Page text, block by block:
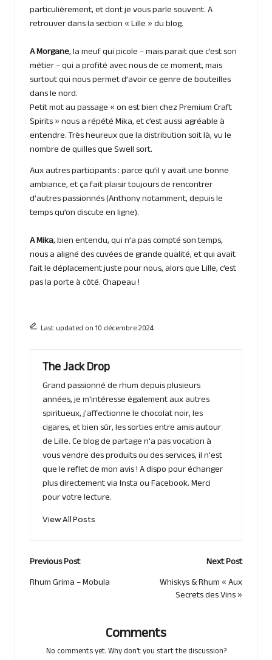
particulièrement, et dont je vous parle souvent. A
retrouver dans la section « Lille » du blog.
A Morgane, la meuf qui picole – mais parait que c’est son
métier – qui a profité avec nous de ce moment, mais
surtout qui nous permet d’avoir ce genre de bouteilles
dans le nord.
Petit mot au passage « on est bien chez Premium Craft
Spirits » nous a répété Mika, et c’est aussi agréable à
entendre. Très heureux que la distribution soit là, vu le
nombre de quilles que Swell sort.
Aux autres participants : parce qu’il y avait une bonne
ambiance, et ça fait plaisir toujours de rencontrer
d’autres passionnés (Anthony notamment, depuis le
temps qu’on discute en ligne).
A Mika, bien entendu, qui n’a pas compté son temps,
nous a aligné des cuvées de grande qualité, et qui avait
fait le déplacement juste pour nous, alors que Lille, c’est
pas la porte à côté. Chapeau !
Last updated on 10 décembre 2024
The Jack Drop
Grand passionné de rhum depuis plusieurs
années, je m'intéresse également aux autres
spiritueux, j'affectionne le chocolat noir, les
cigares, et bien sûr, les sorties entre amis autour
de Lille. Ce blog de partage n'a pas vocation à
vous vendre des produits ou des services, il n'est
que le reflet de mon avis ! A dispo pour échanger
plus directement via Insta ou Facebook. Merci
pour votre lecture.
View All Posts
Post
navigation
Previous Post
Rhum Grima – Mobula
Next Post
Whiskys & Rhum « Aux
Secrets des Vins »
Comments
No comments yet. Why don’t you start the discussion?